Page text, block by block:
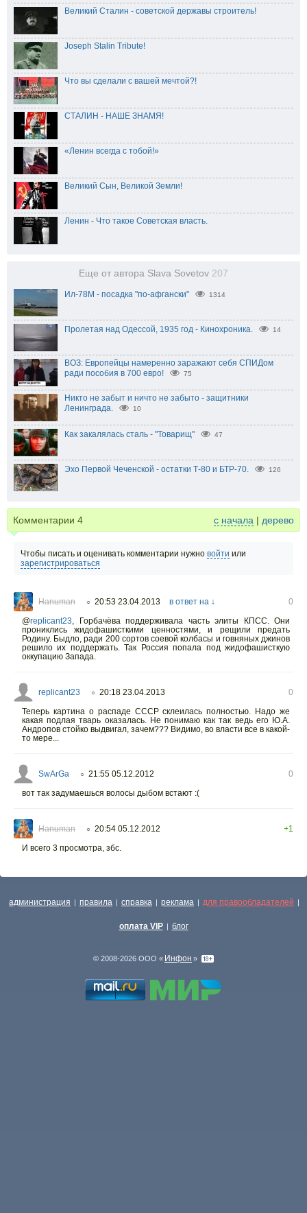
Великий Сталин - советской державы строитель!
Joseph Stalin Tribute!
Что вы сделали с вашей мечтой?!
СТАЛИН - НАШЕ ЗНАМЯ!
«Ленин всегда с тобой!»
Великий Сын, Великой Земли!
Ленин - Что такое Советская власть.
Еще от автора Slava Sovetov 207
Ил-78М - посадка "по-афгански" 1314
Пролетая над Одессой, 1935 год - Кинохроника. 14
ВОЗ: Европейцы намеренно заражают себя СПИДом
ради пособия в 700 евро!
75
Никто не забыт и ничто не забыто - защитники
Ленинграда.
10
Как закалялась сталь - "Товарищ" 47
Эхо Первой Чеченской - остатки Т-80 и БТР-70. 126
Комментарии 4 с начала | дерево
Чтобы писать и оценивать комментарии нужно войти или
зарегистрироваться
Hanuman ○ 20:53 23.04.2013 в ответ на ↓
0
@replicant23,
Горбачёва поддерживала часть элиты КПСС. Они
прониклись жидофашисткими ценностями, и рещили предать
Родину. Быдло, ради 200 сортов соевой колбасы и говняных джинов
решило их поддержать. Так Россия попала под жидофашисткую
оккупацию Запада.
replicant23 ○ 20:18 23.04.2013
0
Теперь картина о распаде СССР склеилась полностью. Надо же
какая подлая тварь оказалась. Не понимаю как так ведь его Ю.А.
Андропов стойко выдвигал, зачем??? Видимо, во власти все в какой-
то мере...
SwArGa ○ 21:55 05.12.2012
0
вот так задумаешься волосы дыбом встают :(
Hanuman ○ 20:54 05.12.2012
+1
И всего 3 просмотра, збс.
администрация | правила | справка | реклама | для правообладателей |
оплата VIP | блог
© 2008-2026 ООО « Инфон »